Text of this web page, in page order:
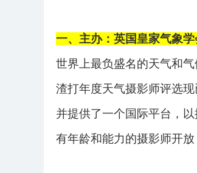
一、主办： 英国皇家气象
世界上最负盛名的天气和气
渣打年度天气摄影师评选
并提供了一个国际平台，
有年龄和能力的摄影师开